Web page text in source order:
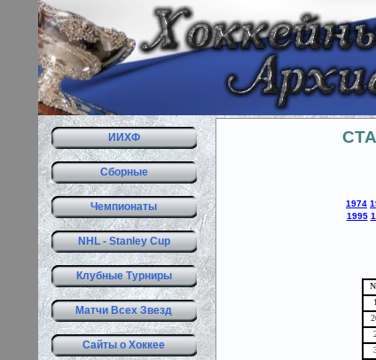
ИИХФ
Сборные
Чемпионаты
NHL - Stanley Cup
Клубные Турниры
Матчи Всех Звезд
Сайты о Хоккее
1974
1995